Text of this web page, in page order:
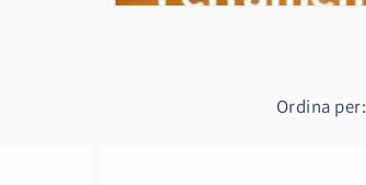
Ordina per: